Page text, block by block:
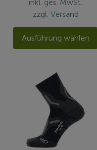
inkl. ges. MwSt.
zzgl. Versand
Ausführung wählen